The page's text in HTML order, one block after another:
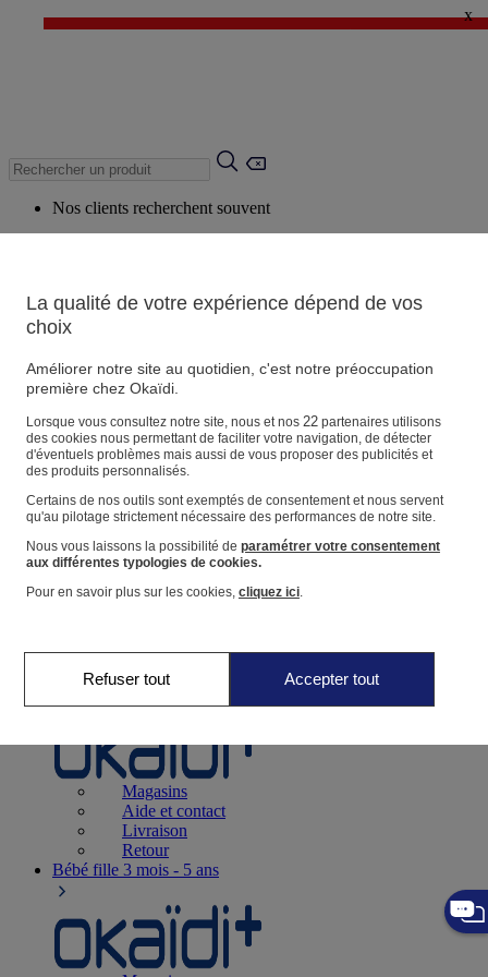
✨ LAST DAYS : Jusqu'à -60%* ✨
x
Nos clients recherchent souvent
Produits suggérés
Voir tous les produits
Magasin
Vos informations personnelles
Suivre une commande
Panier
Favoris
Naissance0-12 mois
Magasins
Aide et contact
Livraison
Retour
Bébé fille 3 mois - 5 ans
La qualité de votre expérience dépend de vos
choix
Améliorer notre site au quotidien, c'est notre préoccupation
première chez Okaïdi.
Lorsque vous consultez notre site, nous et nos 22partenaires utilisons
des cookies nous permettant de faciliter votre navigation, de détecter
d'éventuels problèmes mais aussi de vous proposer des publicités et
des produits personnalisés.
Certains de nos outils sont exemptés de consentement et nous servent
qu'au pilotage strictement nécessaire des performances de notre site.
Nous vous laissons la possibilité de paramétrer votre consentement
aux différentes typologies de cookies.
Pour en savoir plus sur les cookies, cliquez ici.
Refuser tout Accepter tout